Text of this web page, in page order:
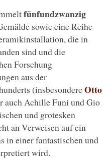
fünfundzwanzig
sowie eine Reihe
die in
sind und die
Forschung
aus der
(insbesondereOtto
auch Achille Funi und Gio
und grotesken
an Verweisen auf ein
in einer fantastischen und
wird.